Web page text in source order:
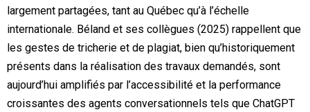
largement partagées, tant au Québec qu’à l’échelle
internationale. Béland et ses collègues (2025) rappellent que
les gestes de tricherie et de plagiat, bien qu’historiquement
présents dans la réalisation des travaux demandés, sont
aujourd’hui amplifiés par l’accessibilité et la performance
croissantes des agents conversationnels tels que ChatGPT